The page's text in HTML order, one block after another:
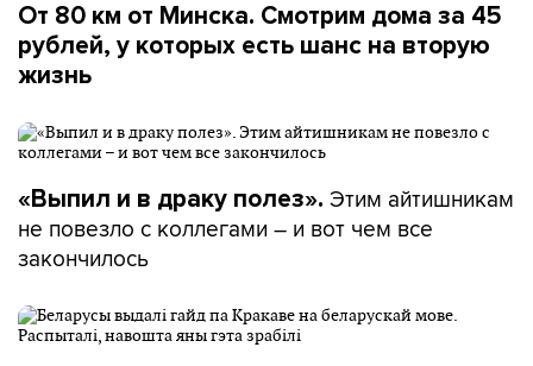
От 80 км от Минска. Смотрим дома за 45
рублей, у которых есть шанс на вторую
жизнь
«Выпил и в драку полез». Этим айтишникам
не повезло с коллегами – и вот чем все
закончилось